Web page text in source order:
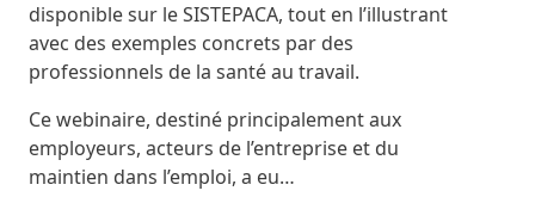
disponible sur le SISTEPACA, tout en l’illustrant
avec des exemples concrets par des
professionnels de la santé au travail.
Ce webinaire, destiné principalement aux
employeurs, acteurs de l’entreprise et du
maintien dans l’emploi, a eu…